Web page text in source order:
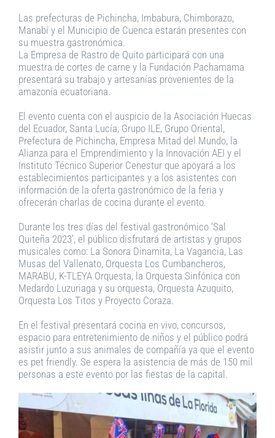
Las prefecturas de Pichincha, Imbabura, Chimborazo,
Manabí y el Municipio de Cuenca estarán presentes con
su muestra gastronómica.
La Empresa de Rastro de Quito participará con una
muestra de cortes de carne y la Fundación Pachamama
presentará su trabajo y artesanías provenientes de la
amazonía ecuatoriana.
El evento cuenta con el auspicio de la Asociación Huecas
del Ecuador, Santa Lucía, Grupo ILE, Grupo Oriental,
Prefectura de Pichincha, Empresa Mitad del Mundo, la
Alianza para el Emprendimiento y la Innovación AEI y el
Instituto Técnico Superior Cenestur que apoyará a los
establecimientos participantes y a los asistentes con
información de la oferta gastronómico de la feria y
ofrecerán charlas de cocina durante el evento.
Durante los tres días del festival gastronómico ‘Sal
Quiteña 2023’, el público disfrutará de artistas y grupos
musicales como: La Sonora Dinamita, La Vagancia, Las
Musas del Vallenato, Orquesta Los Cumbancheros,
MARABU, K-TLEYA Orquesta, la Orquesta Sinfónica con
Medardo Luzuriaga y su orquesta, Orquesta Azuquito,
Orquesta Los Titos y Proyecto Coraza.
En el festival presentará cocina en vivo, concursos,
espacio para entretenimiento de niños y el público podrá
asistir junto a sus animales de compañía ya que el evento
es pet friendly. Se espera la asistencia de más de 150 mil
personas a este evento por las fiestas de la capital.